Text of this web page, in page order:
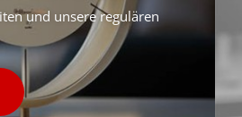
und unsere regulären